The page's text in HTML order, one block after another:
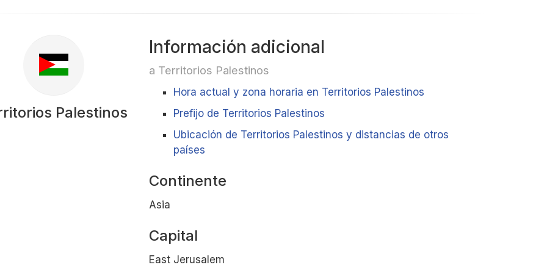
Palestinos
Información adicional
a Territorios Palestinos
Hora actual y zona horaria en Territorios Palestinos
Prefijo de Territorios Palestinos
Ubicación de Territorios Palestinos y distancias de otros
países
Continente
Asia
Capital
East Jerusalem